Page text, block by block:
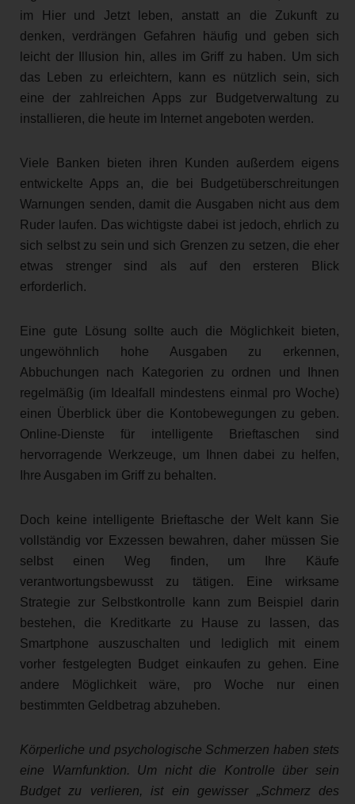
im Hier und Jetzt leben, anstatt an die Zukunft zu
denken, verdrängen Gefahren häufig und geben sich
leicht der Illusion hin, alles im Griff zu haben. Um sich
das Leben zu erleichtern, kann es nützlich sein, sich
eine der zahlreichen Apps zur Budgetverwaltung zu
installieren, die heute im Internet angeboten werden.
Viele Banken bieten ihren Kunden außerdem eigens
entwickelte Apps an, die bei Budgetüberschreitungen
Warnungen senden, damit die Ausgaben nicht aus dem
Ruder laufen. Das wichtigste dabei ist jedoch, ehrlich zu
sich selbst zu sein und sich Grenzen zu setzen, die eher
etwas strenger sind als auf den ersteren Blick
erforderlich.
Eine gute Lösung sollte auch die Möglichkeit bieten,
ungewöhnlich hohe Ausgaben zu erkennen,
Abbuchungen nach Kategorien zu ordnen und Ihnen
regelmäßig (im Idealfall mindestens einmal pro Woche)
einen Überblick über die Kontobewegungen zu geben.
Online-Dienste für intelligente Brieftaschen sind
hervorragende Werkzeuge, um Ihnen dabei zu helfen,
Ihre Ausgaben im Griff zu behalten.
Doch keine intelligente Brieftasche der Welt kann Sie
vollständig vor Exzessen bewahren, daher müssen Sie
selbst einen Weg finden, um Ihre Käufe
verantwortungsbewusst zu tätigen. Eine wirksame
Strategie zur Selbstkontrolle kann zum Beispiel darin
bestehen, die Kreditkarte zu Hause zu lassen, das
Smartphone auszuschalten und lediglich mit einem
vorher festgelegten Budget einkaufen zu gehen. Eine
andere Möglichkeit wäre, pro Woche nur einen
bestimmten Geldbetrag abzuheben.
Körperliche und psychologische Schmerzen haben stets
eine Warnfunktion. Um nicht die Kontrolle über sein
Budget zu verlieren, ist ein gewisser „Schmerz des